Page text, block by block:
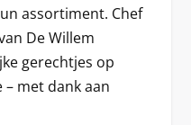
assortiment. Chef
De Willem
gerechtjes op
met dank aan